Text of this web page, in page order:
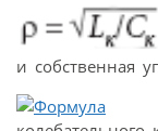
и собственная